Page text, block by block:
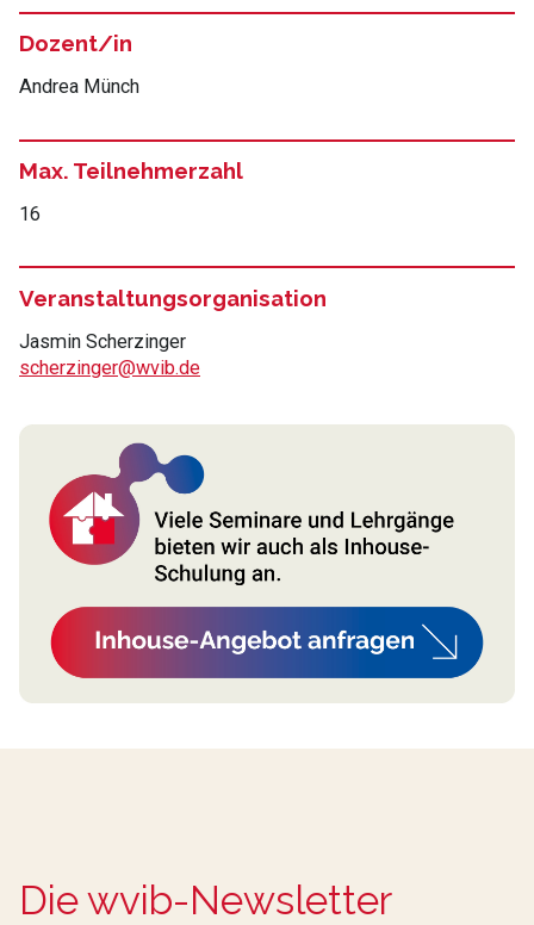
Dozent/in
Andrea Münch
Max. Teilnehmerzahl
16
Veranstaltungsorganisation
Jasmin Scherzinger
scherzinger@wvib.de
Die wvib-Newsletter